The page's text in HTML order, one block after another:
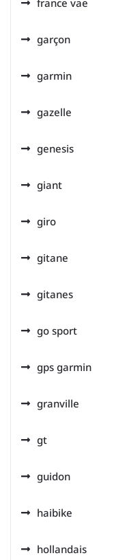
france vae
garçon
garmin
gazelle
genesis
giant
giro
gitane
gitanes
go sport
gps garmin
granville
gt
guidon
haibike
hollandais